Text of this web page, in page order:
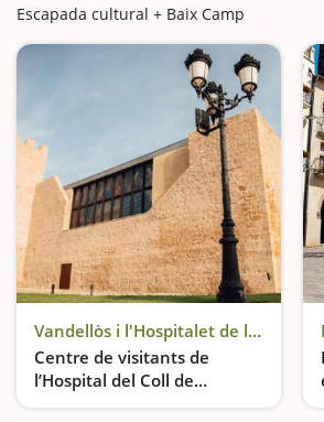
Escapada cultural + Baix Camp
Vandellòs i l'Hospitalet de l'Infant
Centre de visitants de
l’Hospital del Coll de
Balaguer
On l'any 1344 es va construir un hospital